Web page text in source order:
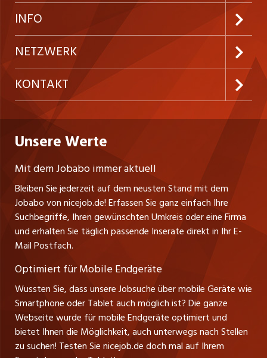
Neue Stellen
Festanstellungen
Temporäre Jobs
Freelance Jobs
Praktika
Führungspositionen
Management / Kader-Jobs
Kundenlogin
Inserieren
Firmen
Personalvermittler
INFO
Preise und Leistungen
AGB
Datenschutzerklärung
Nutzungsbedingungen
Impressum
NETZWERK
ostjob.ch
westjob.at
jobzüri.ch
jobmittelland.ch
jobbern.ch
jobbasel.ch
zentraljob.ch
myjob.ch
schaffu.ch (VS)
ajourjob.ch
KONTAKT
Niederlassung
Fa. nicejob.de
PR Medien GmbH
Lindauer Straße 16
D-88239 Wangen
Tel. +49 07522 795034
Thomas Reiner
Ansprechpartner
Unsere Werte
Mit dem Jobabo immer aktuell
Bleiben Sie jederzeit auf dem neusten Stand mit dem
Jobabo von nicejob.de! Erfassen Sie ganz einfach Ihre
Suchbegriffe, Ihren gewünschten Umkreis oder eine Firma
und erhalten Sie täglich passende Inserate direkt in Ihr E-
Mail Postfach.
Optimiert für Mobile Endgeräte
Wussten Sie, dass unsere Jobsuche über mobile Geräte wie
Smartphone oder Tablet auch möglich ist? Die ganze
Webseite wurde für mobile Endgeräte optimiert und
bietet Ihnen die Möglichkeit, auch unterwegs nach Stellen
zu suchen! Testen Sie nicejob.de doch mal auf Ihrem